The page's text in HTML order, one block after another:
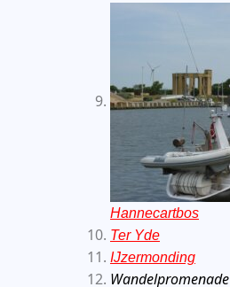
Hannecartbos
Ter Yde
IJzermonding
Wandelpromenade